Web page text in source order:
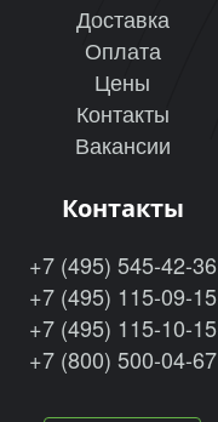
Доставка
Оплата
Цены
Контакты
Вакансии
Контакты
+7 (495) 545-42-36
+7 (495) 115-09-15
+7 (495) 115-10-15
+7 (800) 500-04-67